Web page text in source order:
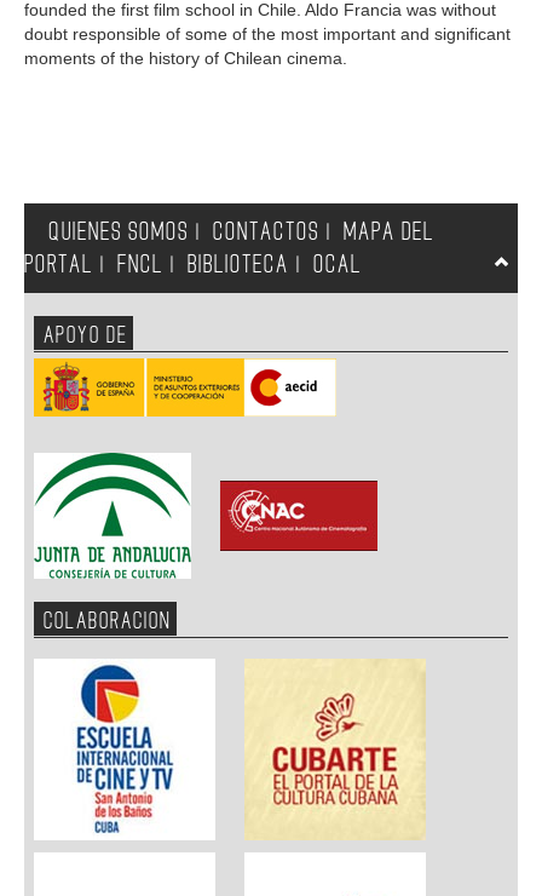
founded the first film school in Chile. Aldo Francia was without
doubt responsible of some of the most important and significant
moments of the history of Chilean cinema.
QUIENES SOMOS CONTACTOS
MAPA DEL
PORTAL
FNCL BIBLIOTECA OCAL
APOYO DE
COLABORACION